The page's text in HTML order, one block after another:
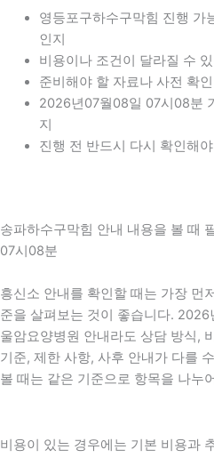
영등포구하수구막힘 진행 가
인지
비용이나 조건이 달라질 수
준비해야 할 자료나 사전 확
2026년07월08일 07시08분
지
진행 전 반드시 다시 확인해
송파하수구막힘 안내 내용을 볼 때
07시08분
흥신소 안내를 확인할 때는 가장 먼
준을 살펴보는 것이 좋습니다.
울암요양병원 안내라도 상담 방식,
기준, 제한 사항, 사후 안내가 다를
볼 때는 같은 기준으로 항목을 나누
비용이 있는 경우에는 기본 비용과